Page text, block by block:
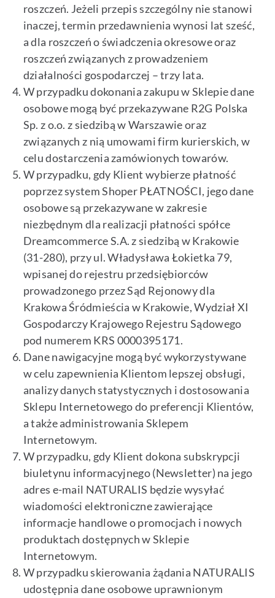
roszczeń. Jeżeli przepis szczególny nie stanowi
inaczej, termin przedawnienia wynosi lat sześć,
a dla roszczeń o świadczenia okresowe oraz
roszczeń związanych z prowadzeniem
działalności gospodarczej – trzy lata.
W przypadku dokonania zakupu w Sklepie dane
osobowe mogą być przekazywane R2G Polska
Sp. z o.o. z siedzibą w Warszawie oraz
związanych z nią umowami firm kurierskich, w
celu dostarczenia zamówionych towarów.
W przypadku, gdy Klient wybierze płatność
poprzez system Shoper PŁATNOŚCI, jego dane
osobowe są przekazywane w zakresie
niezbędnym dla realizacji płatności spółce
Dreamcommerce S.A. z siedzibą w Krakowie
(31-280), przy ul. Władysława Łokietka 79,
wpisanej do rejestru przedsiębiorców
prowadzonego przez Sąd Rejonowy dla
Krakowa Śródmieścia w Krakowie, Wydział XI
Gospodarczy Krajowego Rejestru Sądowego
pod numerem KRS 0000395171.
Dane nawigacyjne mogą być wykorzystywane
w celu zapewnienia Klientom lepszej obsługi,
analizy danych statystycznych i dostosowania
Sklepu Internetowego do preferencji Klientów,
a także administrowania Sklepem
Internetowym.
W przypadku, gdy Klient dokona subskrypcji
biuletynu informacyjnego (Newsletter) na jego
adres e-mail NATURALIS będzie wysyłać
wiadomości elektroniczne zawierające
informacje handlowe o promocjach i nowych
produktach dostępnych w Sklepie
Internetowym.
W przypadku skierowania żądania NATURALIS
udostępnia dane osobowe uprawnionym